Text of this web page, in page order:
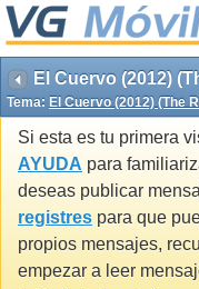
Tema: El Cuervo (2012) (The
Si esta es tu primera
AYUDA para
deseas publicar
registres para que
propios mensajes,
empezar a leer